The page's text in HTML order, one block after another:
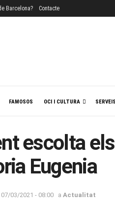
Barcelona? Contacte
FAMOSOS OCI I CULTURA
escolta
Eugenia
07/03/2021 - 08:00 a Actualitat